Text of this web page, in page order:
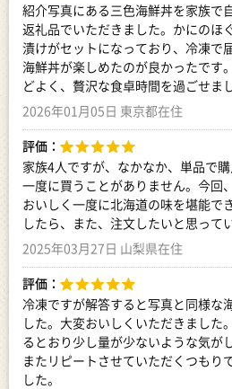
紹介写真にある三色海鮮丼を家族で
返礼品でいただきました。かにのほ
漬けがセットになっており、冷凍で
海鮮丼が楽しめたのが良かったです
どよく、贅沢な食卓時間を過ごせま
2026年01月05日 東京都在住
評価：
家族4人ですが、なかなか、単品で購
一度に買うことがありません。今回
おいしく一度に北海道の味を堪能で
したら、また、注文したいと思って
2025年03月27日 山梨県在住
評価：
冷凍ですが解答すると写真と同様な
した。大変おいしくいただきました
るとおり少し量が少ないような気が
またリピートさせていただくつもり
した。